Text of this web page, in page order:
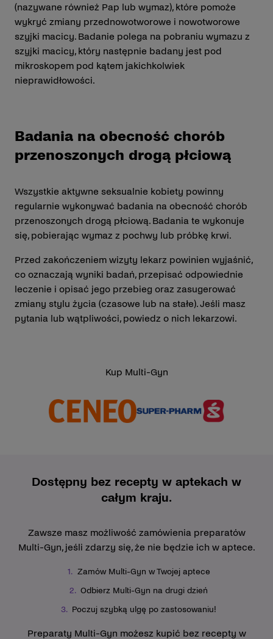
(nazywane również Pap lub wymaz), które pomoże
wykryć zmiany przednowotworowe i nowotworowe
szyjki macicy. Badanie polega na pobraniu wymazu z
szyjki macicy, który następnie badany jest pod
mikroskopem pod kątem jakichkolwiek
nieprawidłowości.
Badania na obecność chorób
przenoszonych drogą płciową
Wszystkie aktywne seksualnie kobiety powinny
regularnie wykonywać badania na obecność chorób
przenoszonych drogą płciową. Badania te wykonuje
się, pobierając wymaz z pochwy lub próbkę krwi.
Przed zakończeniem wizyty lekarz powinien wyjaśnić,
co oznaczają wyniki badań, przepisać odpowiednie
leczenie i opisać jego przebieg oraz zasugerować
zmiany stylu życia (czasowe lub na stałe). Jeśli masz
pytania lub wątpliwości, powiedz o nich lekarzowi.
Kup Multi-Gyn
Dostępny bez recepty w aptekach w
całym kraju.
Zawsze masz możliwość zamówienia preparatów
Multi-Gyn, jeśli zdarzy się, że nie będzie ich w aptece.
Zamów Multi-Gyn w Twojej aptece
Odbierz Multi-Gyn na drugi dzień
Poczuj szybką ulgę po zastosowaniu!
Preparaty Multi-Gyn możesz kupić bez recepty w